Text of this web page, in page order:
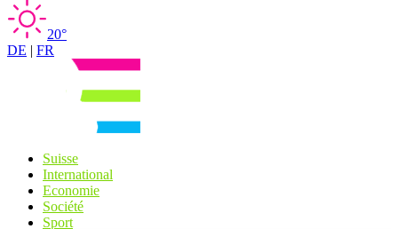
20°
DE | FR
Suisse
International
Economie
Société
Sport